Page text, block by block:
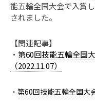
能五輪全国大会で入賞
されました。
【関連記事】
・ 第60回技能五輪全国
（2022.11.07）
・ 第60回技能五輪全国大